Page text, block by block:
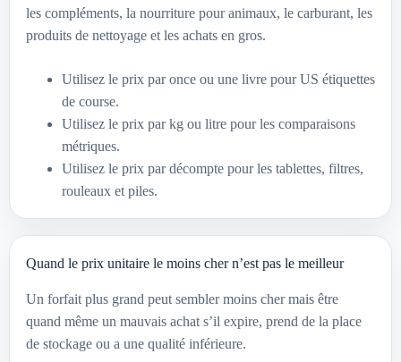
les compléments, la nourriture pour animaux, le carburant, les
produits de nettoyage et les achats en gros.
Utilisez le prix par once ou une livre pour US étiquettes
de course.
Utilisez le prix par kg ou litre pour les comparaisons
métriques.
Utilisez le prix par décompte pour les tablettes, filtres,
rouleaux et piles.
Quand le prix unitaire le moins cher n’est pas le meilleur
Un forfait plus grand peut sembler moins cher mais être
quand même un mauvais achat s’il expire, prend de la place
de stockage ou a une qualité inférieure.